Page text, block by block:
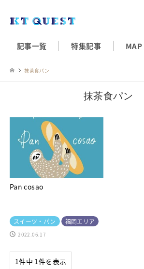
記事一覧 特集記事 MAP
抹茶食パン
抹茶食パン
Pan cosao
スイーツ・パン 福岡エリア
2022.06.17
1件中 1件を表示